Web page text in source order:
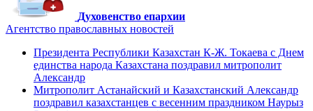
Духовенство епархии
Агентство православных новостей
Президента Республики Казахстан К-Ж. Токаева с Днем
единства народа Казахстана поздравил митрополит
Александр
Митрополит Астанайский и Казахстанский Александр
поздравил казахстанцев с весенним праздником Наурыз